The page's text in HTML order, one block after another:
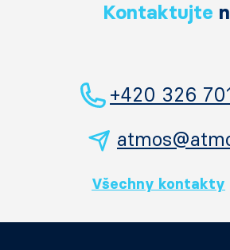
Kontaktujte
+420 326
Všechny kontakty